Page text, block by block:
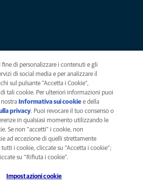
animale domestico
di personalizzare i contenuti e gli
di social media e per analizzare il
sul pulsante "Accetta i Cookie",
tali cookie. Per ulteriori informazioni puoi
Informativa sui cookie (opens in a new
tab)
e della
privacy(opens in a new tab)
. Puoi revocare il tuo consenso o
in qualsiasi momento utilizzando le
Se non "accetti" i cookie, non
ad eccezione di quelli strettamente
tutti i cookie, cliccate su "Accetta i cookie";
su "Rifiuta i cookie".
Impostazioni cookie